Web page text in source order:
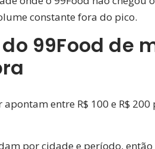
constante fora do pico.
99Food de
entre R$ 100 e R$
por cidade e período,